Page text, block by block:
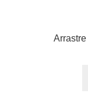
Arrastre